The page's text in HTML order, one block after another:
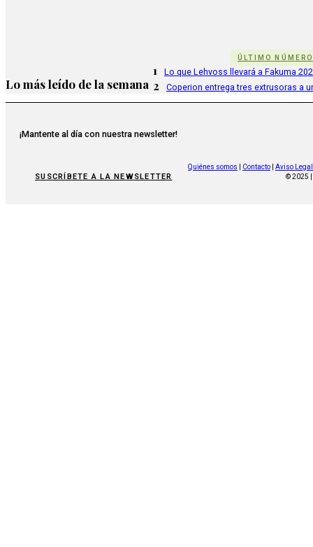
ÚLTIMO NÚMERO
Lo más leído de la semana
1 Lo que Lehvoss llevará a Fakuma
2 Coperion entrega tres extrusoras a
¡Mantente al día con nuestra newsletter!
SUSCRÍBETE A LA NEWSLETTER
Quiénes somos Contacto
Aviso Legal
© 2025